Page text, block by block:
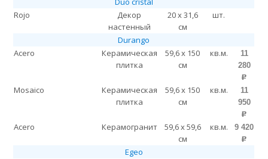
Rojo
Декор
настенный
20 x 31,6
см
шт.
Durango
Acero
Керамическая
плитка
59,6 x 150
см
кв.м.
11
280
p
Mosaico
Керамическая
плитка
59,6 x 150
см
кв.м.
11
950
p
Acero Керамогранит
59,6 x 59,6
см
кв.м. 9 420
p
Egeo